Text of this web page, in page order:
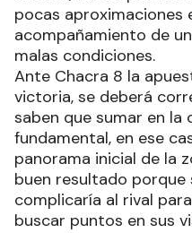
pocas aproximaciones
acompañamiento de
malas condiciones.
Ante Chacra 8 la
victoria, se deberá
saben que sumar en
fundamental, en ese
panorama inicial de la
buen resultado porque
complicaría al rival
buscar puntos en sus